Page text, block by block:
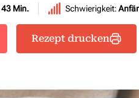
43 Min. Schwierigkeit:
Rezept drucken